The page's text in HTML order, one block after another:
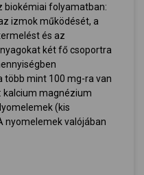
biokémiai folyamatban:
izmok működését, a
és az
két fő csoportra
több mint 100 mg-ra van
kalcium magnézium
(kis
nyomelemek valójában